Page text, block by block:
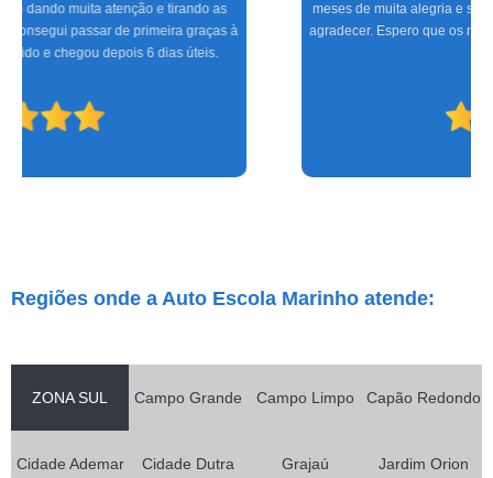
meses de muita alegria e sucesso do CFC às aulas práticas, só tenho a
agradecer. Espero que os novos condutores tenham a mesma satisfação
Regiões onde a Auto Escola Marinho atende:
ZONA SUL Campo Grande Campo Limpo Capão Redondo
Cidade Ademar Cidade Dutra Grajaú Jardim Orion